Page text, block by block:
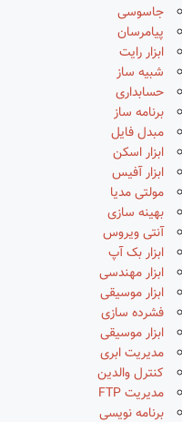
جاسوسی
پیامرسان
ابزار رایت
شبیه ساز
حسابداری
برنامه ساز
مبدل فایل
ابزار اسکن
ابزار آفیس
مولتی مدیا
بهینه سازی
آنتی ویروس
ابزار بک آپ
ابزار مهندسی
ابزار موسیقی
فشرده سازی
ابزار موسیقی
مدیریت ابری
کنترل والدین
مدیریت FTP
برنامه نویسی